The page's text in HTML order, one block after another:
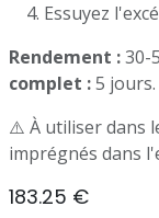
Essuyez
Rendement :30-
complet :5 jours.
⚠️ À utiliser dans
imprégnés dans
183.25 €